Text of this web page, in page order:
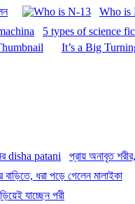
Who is
5 types of science
It’s a Big
প্রায় অনাবৃত
বাড়িতে, ধরা পড়ে গেলেন মালাইকা
যাচ্ছেন পরী